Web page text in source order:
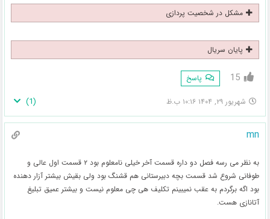
مشکل در شخصیت پردازی
پایان سریال
15 پاسخ
شهریور ۲۹, ۱۴۰۴ ۱۰:۱۶ ب.ظ (
1
)
mn
به نظر می رسه فصل دو داره قسمت آخر خیلی نامعلوم بود ۲ قسمت اول عالی و
طوفانی شروع شد قسمت بچه دبیرستانی هم قشنگ بود ولی بقیش بیشتر آزار دهنده
بود اگه برگردم به عقب نمیبینم تکلیف هی چی معلوم نیست و بیشتر عمیق تبلیغ
آتانازی هست.